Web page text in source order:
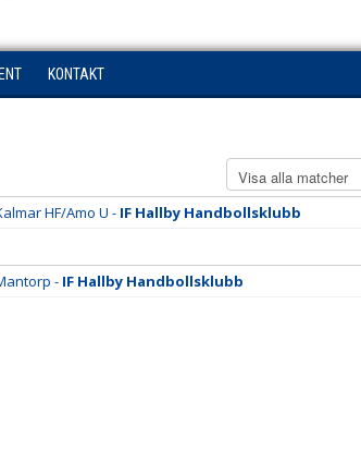
KONTAKT
HF/Amo U - IF Hallby Handbollsklubb
- IF Hallby Handbollsklubb